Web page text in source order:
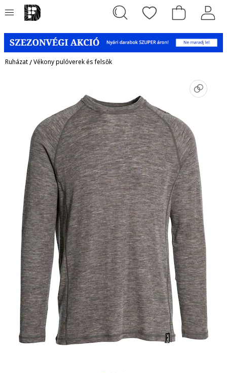
Ruházat/Vékony pulóverek és felsők